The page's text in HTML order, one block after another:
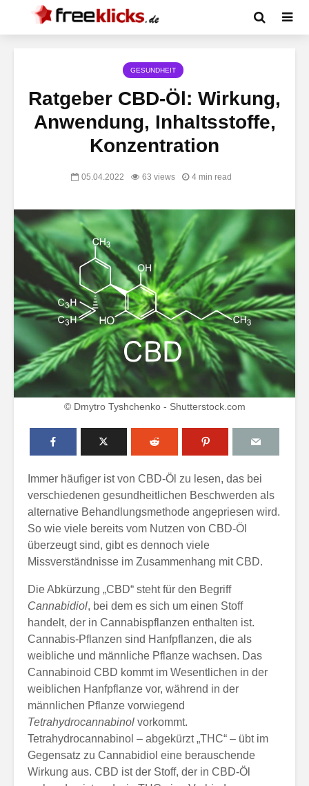
GESUNDHEIT
Ratgeber CBD-Öl: Wirkung,
Anwendung, Inhaltsstoffe,
Konzentration
05.04.2022 63 views 4 min read
© Dmytro Tyshchenko - Shutterstock.com
Immer häufiger ist von CBD-Öl zu lesen, das bei
verschiedenen gesundheitlichen Beschwerden als
alternative Behandlungsmethode angepriesen wird.
So wie viele bereits vom Nutzen von CBD-Öl
überzeugt sind, gibt es dennoch viele
Missverständnisse im Zusammenhang mit CBD.
Die Abkürzung „CBD“ steht für den Begriff
Cannabidiol, bei dem es sich um einen Stoff
handelt, der in Cannabispflanzen enthalten ist.
Cannabis-Pflanzen sind Hanfpflanzen, die als
weibliche und männliche Pflanze wachsen. Das
Cannabinoid CBD kommt im Wesentlichen in der
weiblichen Hanfpflanze vor, während in der
männlichen Pflanze vorwiegend
Tetrahydrocannabinol vorkommt.
Tetrahydrocannabinol – abgekürzt „THC“ – übt im
Gegensatz zu Cannabidiol eine berauschende
Wirkung aus. CBD ist der Stoff, der in CBD-Öl